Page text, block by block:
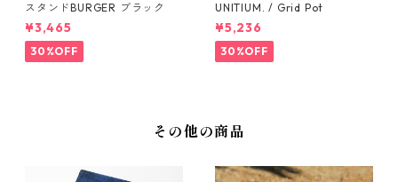
スタンドBURGER ブラック
¥3,465
30%OFF
UNITIUM. / Grid Pot
¥5,236
30%OFF
その他の商品